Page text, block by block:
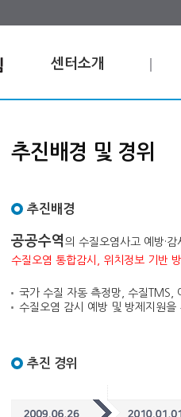
센터소개
추진배경 및 경위
추진배경
공공수역 의 수질오염사고 예방·
수질오염 통합감시, 위치정보 기반
국가 수질 자동 측정망, 수질TMS,
수질오염 감시 예방 및 방제지원을
추진 경위